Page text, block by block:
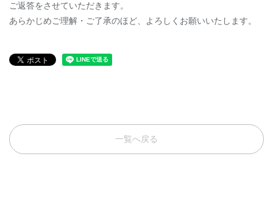
ご返答をさせていただきます。
あらかじめご理解・ご了承のほど、よろしくお願いいたします。
一覧へ戻る